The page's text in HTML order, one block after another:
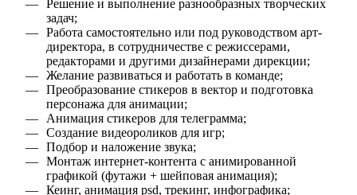
Решение и выполнение разнообразных творческих
задач;
Работа самостоятельно или под руководством арт-
директора, в сотрудничестве с режиссерами,
редакторами и другими дизайнерами дирекции;
Желание развиваться и работать в команде;
Преобразование стикеров в вектор и подготовка
персонажа для анимации;
Анимация стикеров для телеграмма;
Создание видеороликов для игр;
Подбор и наложение звука;
Монтаж интернет-контента с анимированной
графикой (футажи + шейповая анимация);
Кеинг, анимация psd, трекинг, инфографика;